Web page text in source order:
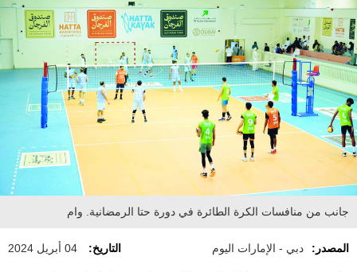
جانب من منافسات الكرة الطائرة في دورة حتا الرمضانية. وام
المصدر: دبي - الإمارات اليوم التاريخ: 04 أبريل 2024